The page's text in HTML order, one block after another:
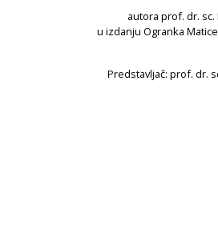
autora prof. dr. sc.
u izdanju Ogranka
Predstavljač: prof. dr.